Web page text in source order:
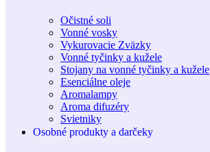
Očistné soli
Vonné vosky
Vykurovacie Zväzky
Vonné tyčinky a kužele
Stojany na vonné tyčinky a kužele
Esenciálne oleje
Aromalampy
Aroma difuzéry
Svietniky
Osobné produkty a darčeky